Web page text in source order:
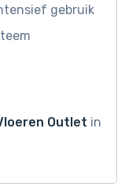
gebruik
Outlet in